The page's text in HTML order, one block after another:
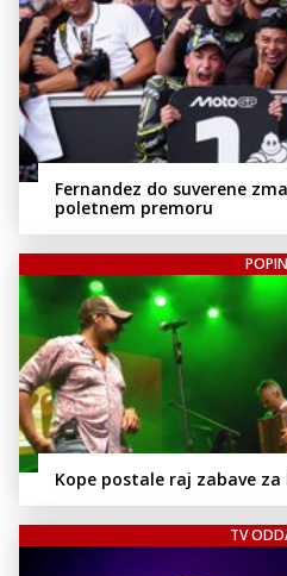
Fernandez do suverene
poletnem premoru
POPIN
Kope postale raj zabave
TV